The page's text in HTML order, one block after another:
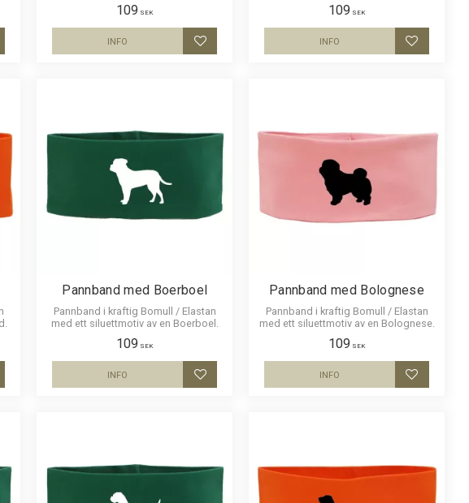
till i favoriter
109 SEK
Lägg till i favoriter
INFO
109 SEK
Lägg till i
INFO
till i favoriter
Pannband med Boerboel
Pannband i kraftig Bomull / Elastan
med ett siluettmotiv av en Boerboel.
109 SEK
Lägg till i favoriter
INFO
Pannband med Bolognese
Pannband i kraftig Bomull / Elastan
med ett siluettmotiv av en Bolognese.
109 SEK
Lägg till i
INFO